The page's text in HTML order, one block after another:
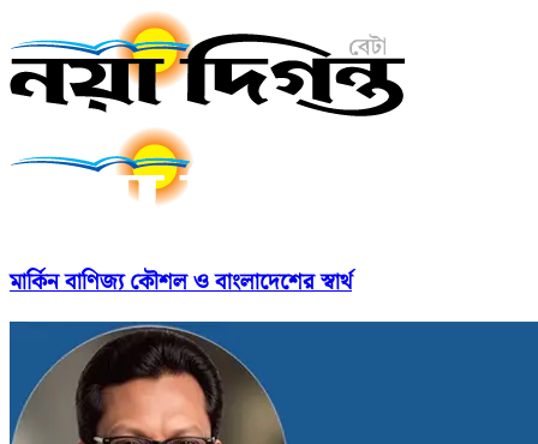
মার্কিন বাণিজ্য কৌশল ও বাংলাদেশের স্বার্থ